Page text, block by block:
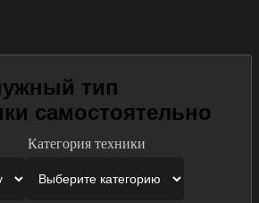
тип
самостоятельно
Категория техники